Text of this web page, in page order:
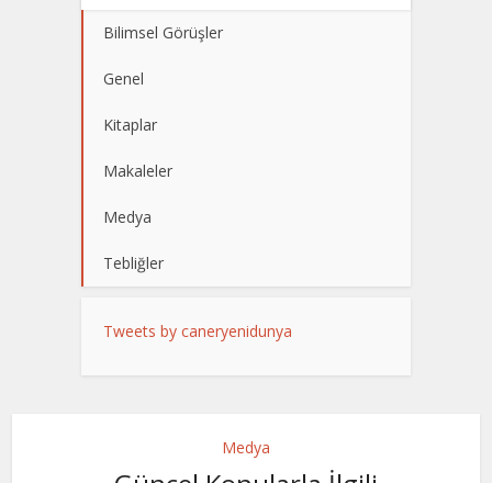
Bilimsel Görüşler
Genel
Kitaplar
Makaleler
Medya
Tebliğler
Tweets by caneryenidunya
Medya